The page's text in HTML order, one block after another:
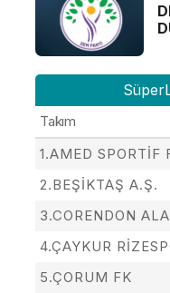
Takım
1.AMED SPORTİF
2.BEŞİKTAŞ A.Ş.
3.CORENDON
4.ÇAYKUR
5.ÇORUM FK